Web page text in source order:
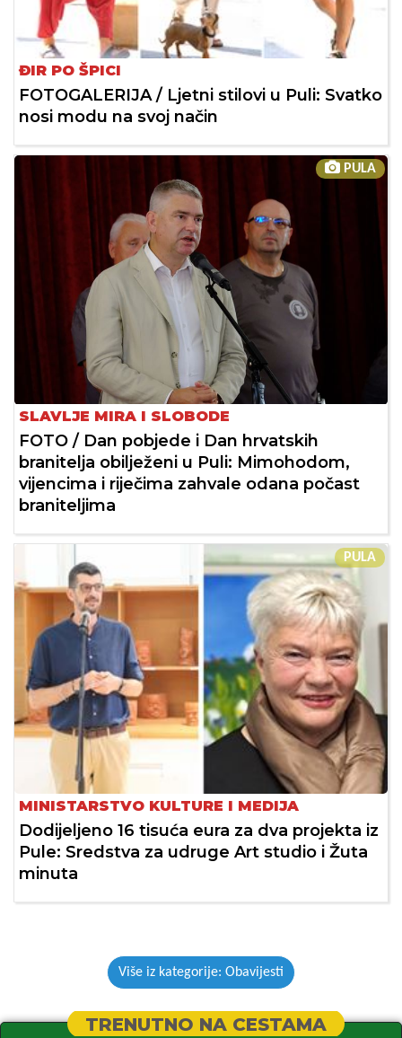
ĐIR PO ŠPICI
FOTOGALERIJA / Ljetni stilovi u Puli: Svatko
nosi modu na svoj način
PULA
SLAVLJE MIRA I SLOBODE
FOTO / Dan pobjede i Dan hrvatskih
branitelja obilježeni u Puli: Mimohodom,
vijencima i riječima zahvale odana počast
braniteljima
PULA
MINISTARSTVO KULTURE I MEDIJA
Dodijeljeno 16 tisuća eura za dva projekta iz
Pule: Sredstva za udruge Art studio i Žuta
minuta
Više iz kategorije: Obavijesti
TRENUTNO NA CESTAMA